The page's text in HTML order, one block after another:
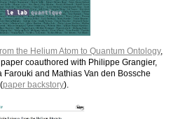
the Helium Atom to Quantum Ontology,
coauthored with Philippe Grangier,
Farouki and Mathias Van den Bossche
(paper backstory).